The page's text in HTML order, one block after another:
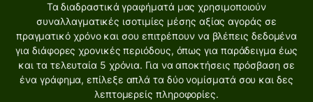
Τα διαδραστικά γραφήματά μας χρησιμοποιούν
συναλλαγματικές ισοτιμίες μέσης αξίας αγοράς σε
πραγματικό χρόνο και σου επιτρέπουν να βλέπεις δεδομένα
για διάφορες χρονικές περιόδους, όπως για παράδειγμα έως
και τα τελευταία 5 χρόνια. Για να αποκτήσεις πρόσβαση σε
ένα γράφημα, επίλεξε απλά τα δύο νομίσματά σου και δες
λεπτομερείς πληροφορίες.